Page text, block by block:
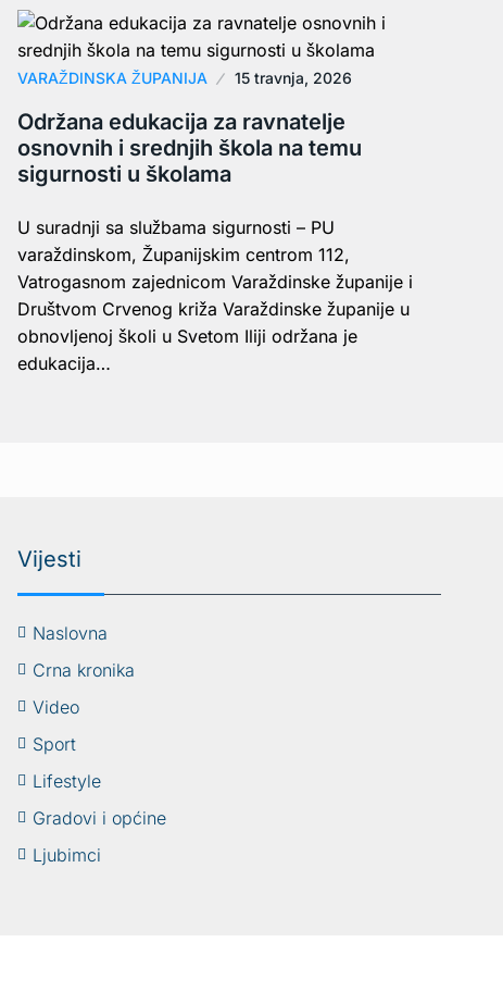
VARAŽDINSKA ŽUPANIJA 15 travnja, 2026
Održana edukacija za ravnatelje
osnovnih i srednjih škola na temu
sigurnosti u školama
U suradnji sa službama sigurnosti – PU
varaždinskom, Županijskim centrom 112,
Vatrogasnom zajednicom Varaždinske županije i
Društvom Crvenog križa Varaždinske županije u
obnovljenoj školi u Svetom Iliji održana je
edukacija…
Vijesti
Naslovna
Crna kronika
Video
Sport
Lifestyle
Gradovi i općine
Ljubimci